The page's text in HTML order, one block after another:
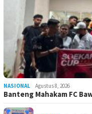
NASIONAL Agustus 8, 2026
Banteng Mahakam FC